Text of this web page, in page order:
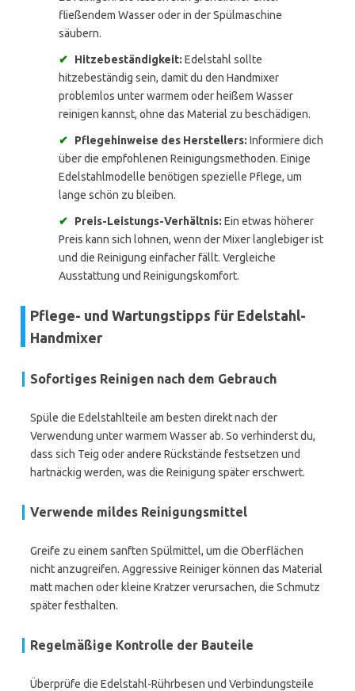
fließendem Wasser oder in der Spülmaschine
säubern.
✔ Hitzebeständigkeit: Edelstahl sollte
hitzebeständig sein, damit du den Handmixer
problemlos unter warmem oder heißem Wasser
reinigen kannst, ohne das Material zu beschädigen.
✔ Pflegehinweise des Herstellers: Informiere dich
über die empfohlenen Reinigungsmethoden. Einige
Edelstahlmodelle benötigen spezielle Pflege, um
lange schön zu bleiben.
✔ Preis-Leistungs-Verhältnis: Ein etwas höherer
Preis kann sich lohnen, wenn der Mixer langlebiger ist
und die Reinigung einfacher fällt. Vergleiche
Ausstattung und Reinigungskomfort.
Pflege- und Wartungstipps für Edelstahl-
Handmixer
Sofortiges Reinigen nach dem Gebrauch
Spüle die Edelstahlteile am besten direkt nach der
Verwendung unter warmem Wasser ab. So verhinderst du,
dass sich Teig oder andere Rückstände festsetzen und
hartnäckig werden, was die Reinigung später erschwert.
Verwende mildes Reinigungsmittel
Greife zu einem sanften Spülmittel, um die Oberflächen
nicht anzugreifen. Aggressive Reiniger können das Material
matt machen oder kleine Kratzer verursachen, die Schmutz
später festhalten.
Regelmäßige Kontrolle der Bauteile
Überprüfe die Edelstahl-Rührbesen und Verbindungsteile